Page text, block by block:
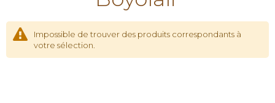
Impossible de trouver des produits correspondants à
votre sélection.